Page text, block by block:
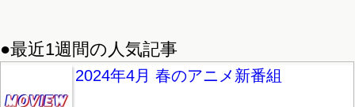
●最近1週間の人気記事
2024年4月 春のアニメ新番組